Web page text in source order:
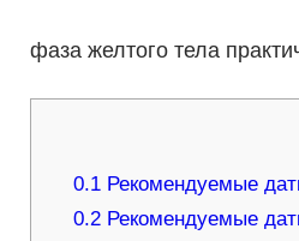
фаза желтого тела
0.1 Рекомендуемые
0.2 Рекомендуемые